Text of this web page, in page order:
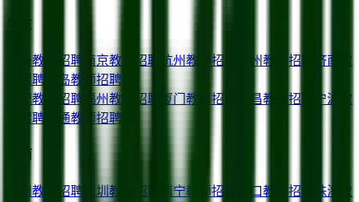
华东
上海教师招聘 南京教师招聘 杭州教师招聘 苏州教师招聘 济南
教
师招聘
青岛教师招聘
合肥教师招聘 福州教师招聘 厦门 教师招聘 南昌教师招聘 宁波
教
师招聘
南通教师招聘
华南
教师招聘 深圳 教师招聘 南宁教师招聘 海口教师招聘 珠海
教